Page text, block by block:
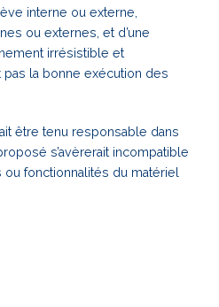
interne ou externe,
ou externes, et d’une
irrésistible et
la bonne exécution des
être tenu responsable dans
s’avèrerait incompatible
fonctionnalités du matériel